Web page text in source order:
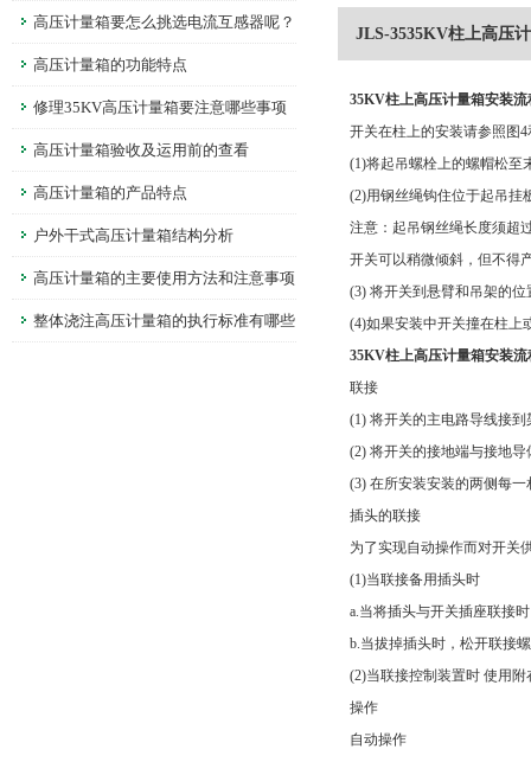
高压计量箱要怎么挑选电流互感器呢？
高压计量箱的功能特点
修理35KV高压计量箱要注意哪些事项
呢？高压计量箱验收及运用前的查看
高压计量箱的产品特点
户外干式高压计量箱结构分析
高压计量箱的主要使用方法和注意事项
整体浇注高压计量箱的执行标准有哪些
JLS-3535KV柱上高压
35KV柱上高压计量箱安装流
开关在柱上的安装请参照图
(1)将起吊螺栓上的螺帽松至
(2)用钢丝绳钩住位于起吊挂
注意：起吊钢丝绳长度须
开关可以稍微倾斜，但不得
(3) 将开关到悬臂和吊架的
(4)如果安装中开关撞在柱上
35KV柱上高压计量箱安装流
联接
(1) 将开关的主电路导线接到
(2) 将开关的接地端与接地
(3) 在所安装安装的两侧每
插头的联接
为了实现自动操作而对开关
(1)当联接备用插头时
a.当将插头与开关插座联接
b.当拔掉插头时，松开联接
(2)当联接控制装置时 使用
操作
自动操作